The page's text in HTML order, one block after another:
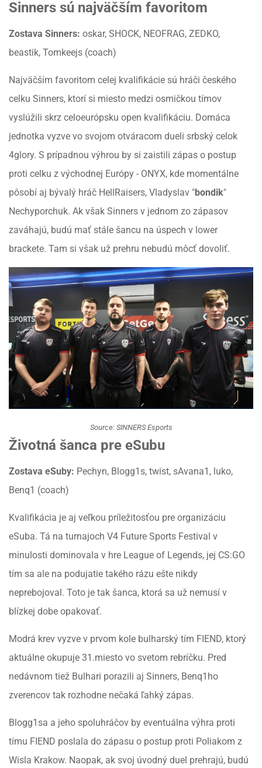
Sinners sú najväčším favoritom
Zostava Sinners: oskar, SHOCK, NEOFRAG, ZEDKO,
beastik, Tomkeejs (coach)
Najväčším favoritom celej kvalifikácie sú hráči českého
celku Sinners, ktorí si miesto medzi osmičkou tímov
vyslúžili skrz celoeurópsku open kvalifikáciu. Domáca
jednotka vyzve vo svojom otváracom dueli srbský celok
4glory. S prípadnou výhrou by si zaistili zápas o postup
proti celku z východnej Európy - ONYX, kde momentálne
pôsobí aj bývalý hráč HellRaisers, Vladyslav "bondik"
Nechyporchuk. Ak však Sinners v jednom zo zápasov
zaváhajú, budú mať stále šancu na úspech v lower
brackete. Tam si však už prehru nebudú môcť dovoliť.
Source: SINNERS Esports
Životná šanca pre eSubu
Zostava eSuby: Pechyn, Blogg1s, twist, sAvana1, luko,
Benq1 (coach)
Kvalifikácia je aj veľkou príležitosťou pre organizáciu
eSuba. Tá na turnajoch V4 Future Sports Festival v
minulosti dominovala v hre League of Legends, jej CS:GO
tím sa ale na podujatie takého rázu ešte nikdy
neprebojoval. Toto je tak šanca, ktorá sa už nemusí v
blízkej dobe opakovať.
Modrá krev vyzve v prvom kole bulharský tím FIEND, ktorý
aktuálne okupuje 31.miesto vo svetom rebríčku. Pred
nedávnom tiež Bulhari porazili aj Sinners, Benq1ho
zverencov tak rozhodne nečaká ľahký zápas.
Blogg1sa a jeho spoluhráčov by eventuálna výhra proti
tímu FIEND poslala do zápasu o postup proti Poliakom z
Wisla Krakow. Naopak, ak svoj úvodný duel prehrajú, budú